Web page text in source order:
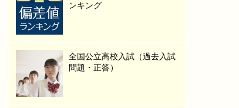
ンキング
全国公立高校入試（過去入試
問題・正答）